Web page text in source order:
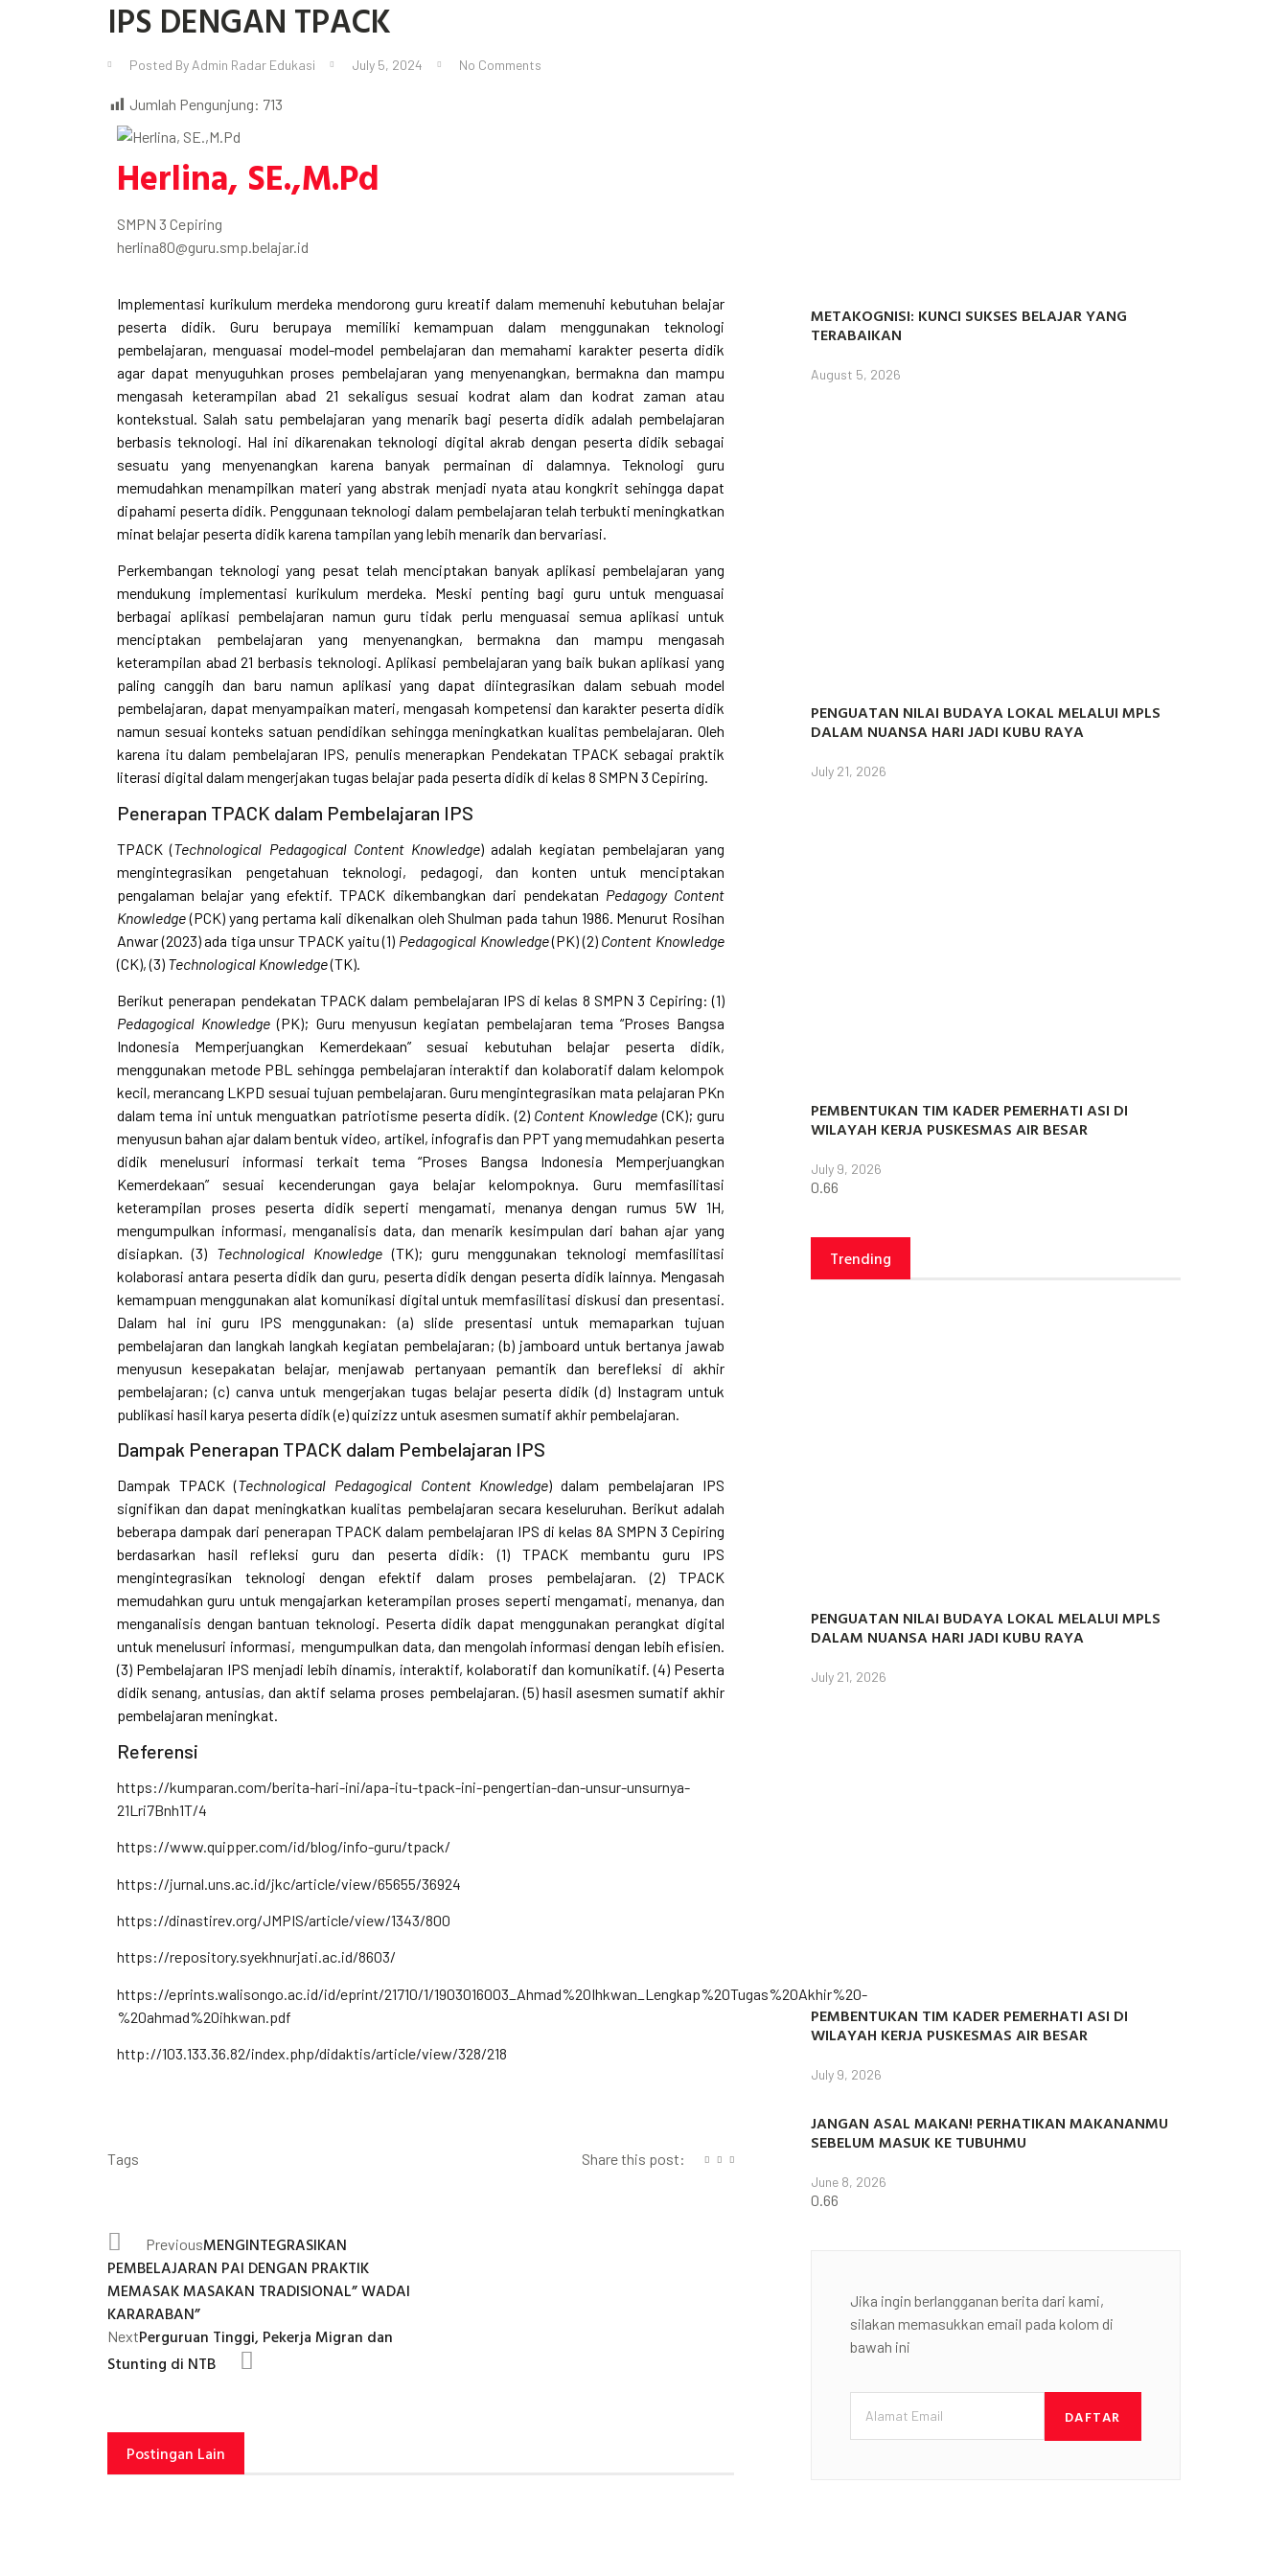
IPS DENGAN TPACK
Posted By Admin Radar Edukasi July 5, 2024 No Comments
Jumlah Pengunjung: 713
Herlina, SE.,M.Pd
SMPN 3 Cepiring
herlina80@guru.smp.belajar.id
Implementasi kurikulum merdeka mendorong guru kreatif dalam memenuhi kebutuhan belajar
peserta didik. Guru berupaya memiliki kemampuan dalam menggunakan teknologi
pembelajaran, menguasai model-model pembelajaran dan memahami karakter peserta didik
agar dapat menyuguhkan proses pembelajaran yang menyenangkan, bermakna dan mampu
mengasah keterampilan abad 21 sekaligus sesuai kodrat alam dan kodrat zaman atau
kontekstual. Salah satu pembelajaran yang menarik bagi peserta didik adalah pembelajaran
berbasis teknologi. Hal ini dikarenakan teknologi digital akrab dengan peserta didik sebagai
sesuatu yang menyenangkan karena banyak permainan di dalamnya. Teknologi guru
memudahkan menampilkan materi yang abstrak menjadi nyata atau kongkrit sehingga dapat
dipahami peserta didik. Penggunaan teknologi dalam pembelajaran telah terbukti meningkatkan
minat belajar peserta didik karena tampilan yang lebih menarik dan bervariasi.
Perkembangan teknologi yang pesat telah menciptakan banyak aplikasi pembelajaran yang
mendukung implementasi kurikulum merdeka. Meski penting bagi guru untuk menguasai
berbagai aplikasi pembelajaran namun guru tidak perlu menguasai semua aplikasi untuk
menciptakan pembelajaran yang menyenangkan, bermakna dan mampu mengasah
keterampilan abad 21 berbasis teknologi. Aplikasi pembelajaran yang baik bukan aplikasi yang
paling canggih dan baru namun aplikasi yang dapat diintegrasikan dalam sebuah model
pembelajaran, dapat menyampaikan materi, mengasah kompetensi dan karakter peserta didik
namun sesuai konteks satuan pendidikan sehingga meningkatkan kualitas pembelajaran. Oleh
karena itu dalam pembelajaran IPS, penulis menerapkan Pendekatan TPACK sebagai praktik
literasi digital dalam mengerjakan tugas belajar pada peserta didik di kelas 8 SMPN 3 Cepiring.
Penerapan TPACK dalam Pembelajaran IPS
TPACK (Technological Pedagogical Content Knowledge) adalah kegiatan pembelajaran yang
mengintegrasikan pengetahuan teknologi, pedagogi, dan konten untuk menciptakan
pengalaman belajar yang efektif. TPACK dikembangkan dari pendekatan Pedagogy Content
Knowledge(PCK) yang pertama kali dikenalkan oleh Shulman pada tahun 1986. Menurut Rosihan
Anwar (2023) ada tiga unsur TPACK yaitu (1) Pedagogical Knowledge(PK) (2) Content Knowledge
(CK), (3) Technological Knowledge(TK).
Berikut penerapan pendekatan TPACK dalam pembelajaran IPS di kelas 8 SMPN 3 Cepiring: (1)
Pedagogical Knowledge (PK); Guru menyusun kegiatan pembelajaran tema “Proses Bangsa
Indonesia Memperjuangkan Kemerdekaan” sesuai kebutuhan belajar peserta didik,
menggunakan metode PBL sehingga pembelajaran interaktif dan kolaboratif dalam kelompok
kecil, merancang LKPD sesuai tujuan pembelajaran. Guru mengintegrasikan mata pelajaran PKn
dalam tema ini untuk menguatkan patriotisme peserta didik. (2) Content Knowledge (CK); guru
menyusun bahan ajar dalam bentuk video, artikel, infografis dan PPT yang memudahkan peserta
didik menelusuri informasi terkait tema “Proses Bangsa Indonesia Memperjuangkan
Kemerdekaan” sesuai kecenderungan gaya belajar kelompoknya. Guru memfasilitasi
keterampilan proses peserta didik seperti mengamati, menanya dengan rumus 5W 1H,
mengumpulkan informasi, menganalisis data, dan menarik kesimpulan dari bahan ajar yang
disiapkan. (3) Technological Knowledge (TK); guru menggunakan teknologi memfasilitasi
kolaborasi antara peserta didik dan guru, peserta didik dengan peserta didik lainnya. Mengasah
kemampuan menggunakan alat komunikasi digital untuk memfasilitasi diskusi dan presentasi.
Dalam hal ini guru IPS menggunakan: (a) slide presentasi untuk memaparkan tujuan
pembelajaran dan langkah langkah kegiatan pembelajaran; (b) jamboard untuk bertanya jawab
menyusun kesepakatan belajar, menjawab pertanyaan pemantik dan berefleksi di akhir
pembelajaran; (c) canva untuk mengerjakan tugas belajar peserta didik (d) Instagram untuk
publikasi hasil karya peserta didik (e) quizizz untuk asesmen sumatif akhir pembelajaran.
Dampak Penerapan TPACK dalam Pembelajaran IPS
Dampak TPACK (Technological Pedagogical Content Knowledge) dalam pembelajaran IPS
signifikan dan dapat meningkatkan kualitas pembelajaran secara keseluruhan. Berikut adalah
beberapa dampak dari penerapan TPACK dalam pembelajaran IPS di kelas 8A SMPN 3 Cepiring
berdasarkan hasil refleksi guru dan peserta didik: (1) TPACK membantu guru IPS
mengintegrasikan teknologi dengan efektif dalam proses pembelajaran. (2) TPACK
memudahkan guru untuk mengajarkan keterampilan proses seperti mengamati, menanya, dan
menganalisis dengan bantuan teknologi. Peserta didik dapat menggunakan perangkat digital
untuk menelusuri informasi, mengumpulkan data, dan mengolah informasi dengan lebih efisien.
(3) Pembelajaran IPS menjadi lebih dinamis, interaktif, kolaboratif dan komunikatif. (4) Peserta
didik senang, antusias, dan aktif selama proses pembelajaran. (5) hasil asesmen sumatif akhir
pembelajaran meningkat.
Referensi
https://kumparan.com/berita-hari-ini/apa-itu-tpack-ini-pengertian-dan-unsur-unsurnya-
21Lri7Bnh1T/4
https://www.quipper.com/id/blog/info-guru/tpack/
https://jurnal.uns.ac.id/jkc/article/view/65655/36924
https://dinastirev.org/JMPIS/article/view/1343/800
https://repository.syekhnurjati.ac.id/8603/
https://eprints.walisongo.ac.id/id/eprint/21710/1/1903016003_Ahmad%20Ihkwan_Lengkap%20Tugas%20Akhir%20-
%20ahmad%20ihkwan.pdf
http://103.133.36.82/index.php/didaktis/article/view/328/218
Tags Share this post:
PreviousMENGINTEGRASIKAN
PEMBELAJARAN PAI DENGAN PRAKTIK
MEMASAK MASAKAN TRADISIONAL” WADAI
KARARABAN”
NextPerguruan Tinggi, Pekerja Migran dan
Stunting di NTB
Postingan Lain
METAKOGNISI: KUNCI SUKSES BELAJAR YANG
TERABAIKAN
August 5, 2026
PENGUATAN NILAI BUDAYA LOKAL MELALUI MPLS
DALAM NUANSA HARI JADI KUBU RAYA
July 21, 2026
PEMBENTUKAN TIM KADER PEMERHATI ASI DI
WILAYAH KERJA PUSKESMAS AIR BESAR
July 9, 2026
Trending
PENGUATAN NILAI BUDAYA LOKAL MELALUI MPLS
DALAM NUANSA HARI JADI KUBU RAYA
July 21, 2026
PEMBENTUKAN TIM KADER PEMERHATI ASI DI
WILAYAH KERJA PUSKESMAS AIR BESAR
July 9, 2026
JANGAN ASAL MAKAN! PERHATIKAN MAKANANMU
SEBELUM MASUK KE TUBUHMU
June 8, 2026
Jika ingin berlangganan berita dari kami,
silakan memasukkan email pada kolom di
bawah ini
DAFTAR